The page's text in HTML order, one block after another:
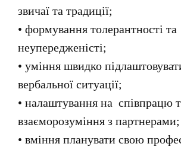
звичаї та традиції;
• формування толерантності та
неупередженісті;
• уміння швидко
вербальної ситуації;
• налаштування на співпрацю
взаєморозуміння з партнерами;
• вміння планувати свою